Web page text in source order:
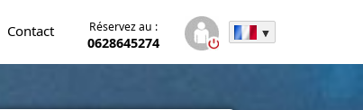
Contact Réservez au :
0628645274